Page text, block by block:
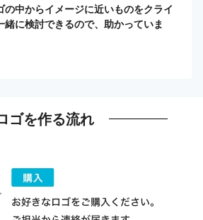
の中からイメージに近いものをクライ
緒に検討できるので、助かっていま
ゴを作る流れ